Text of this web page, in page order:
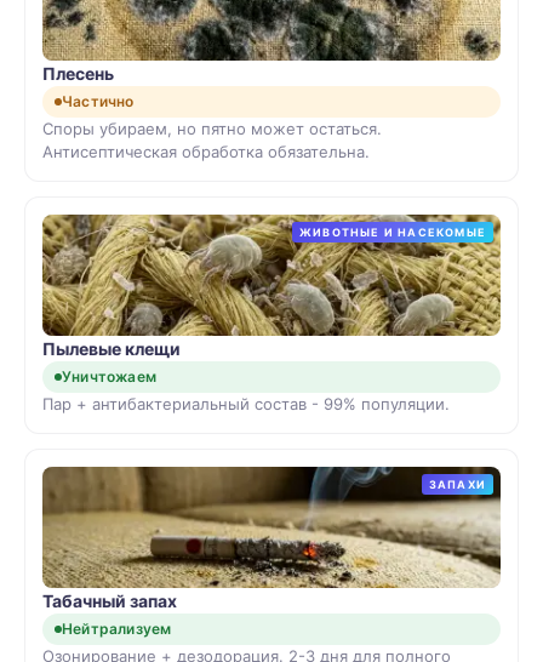
Плесень
Частично
Споры убираем, но пятно может остаться.
Антисептическая обработка обязательна.
ЖИВОТНЫЕ И НАСЕКОМЫЕ
Пылевые клещи
Уничтожаем
Пар + антибактериальный состав - 99% популяции.
ЗАПАХИ
Табачный запах
Нейтрализуем
Озонирование + дезодорация. 2-3 дня для полного